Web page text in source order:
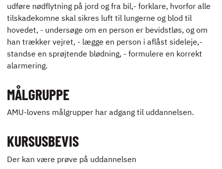
udføre nødflytning på jord og fra bil,- forklare, hvorfor alle
tilskadekomne skal sikres luft til lungerne og blod til
hovedet, - undersøge om en person er bevidstløs, og om
han trækker vejret, - lægge en person i aflåst sideleje,-
standse en sprøjtende blødning, - formulere en korrekt
alarmering.
MÅLGRUPPE
AMU-lovens målgrupper har adgang til uddannelsen.
KURSUSBEVIS
Der kan være prøve på uddannelsen